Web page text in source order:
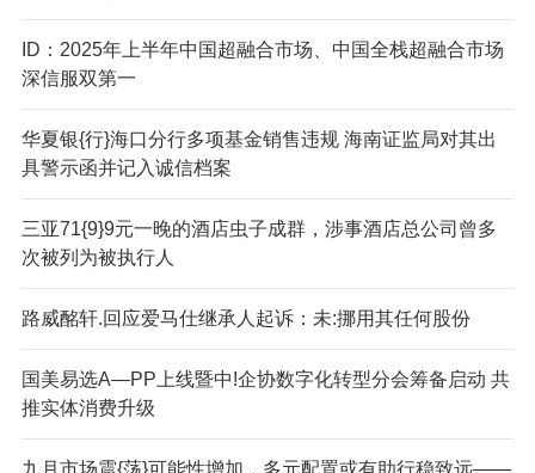
ID ：2025年上半年中国超融合市场、中国全栈超融合市场
深信服双第一
华夏银{行}海口分行多项基金销售违规 海南证监局对其出
具警示函并记入诚信档案
三亚71{9}9元一晚的酒店虫子成群，涉事酒店总公司曾多
次被列为被执行人
路威酩轩.回应爱马仕继承人起诉：未:挪用其任何股份
国美易选A—PP上线暨中!企协数字化转型分会筹备启动 共
推实体消费升级
九月市场震{荡}可能性增加，多元配置或有助行稳致远——